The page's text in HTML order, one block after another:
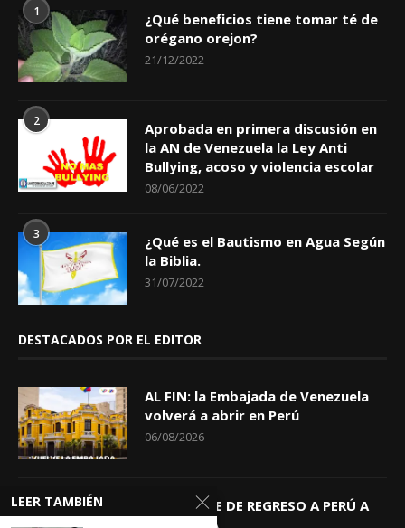
1
¿Qué beneficios tiene tomar té de
orégano orejon?
21/12/2022
2
Aprobada en primera discusión en
la AN de Venezuela la Ley Anti
Bullying, acoso y violencia escolar
08/06/2022
3
¿Qué es el Bautismo en Agua Según
la Biblia.
31/07/2022
DESTACADOS POR EL EDITOR
AL FIN: la Embajada de Venezuela
volverá a abrir en Perú
06/08/2026
KEIKO TRAE DE REGRESO A PERÚ A
LEER TAMBIÉN